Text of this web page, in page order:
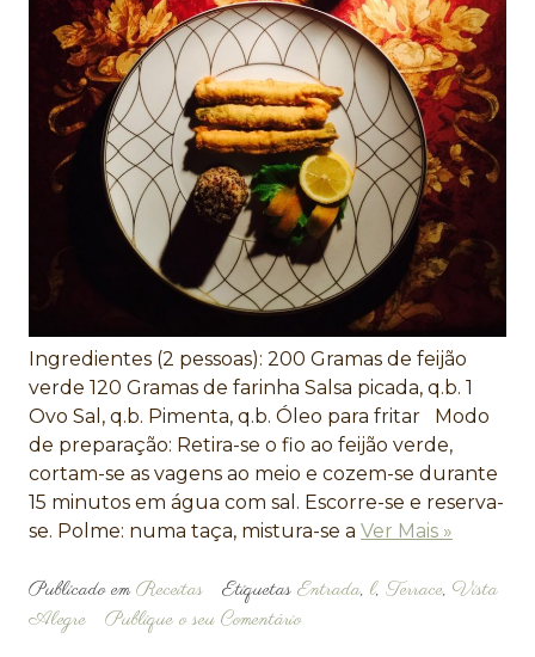
Ingredientes (2 pessoas): 200 Gramas de feijão
verde 120 Gramas de farinha Salsa picada, q.b. 1
Ovo Sal, q.b. Pimenta, q.b. Óleo para fritar Modo
de preparação: Retira-se o fio ao feijão verde,
cortam-se as vagens ao meio e cozem-se durante
15 minutos em água com sal. Escorre-se e reserva-
se. Polme: numa taça, mistura-se a Ver Mais »
Publicado emReceitas Etiquetas Entrada, l, Terrace, Vista
Alegre
Publique o seu Comentário